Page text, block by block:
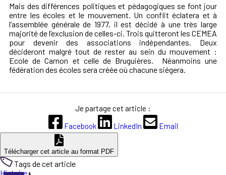
Mais des différences politiques et pédagogiques se font jour
entre les écoles et le mouvement. Un conflit éclatera et à
l’assemblée générale de 1977, il est décidé à une très large
majorité de l’exclusion de celles-ci. Trois quitteront les CEMEA
pour devenir des associations indépendantes. Deux
décideront malgré tout de rester au sein du mouvement :
Ecole de Carnon et celle de Bruguières. Néanmoins une
fédération des écoles sera créée où chacune siégera.
Je partage cet article :
Facebook
LinkedIn Email
Télécharger cet article au format PDF
Tags de cet article
Histoire